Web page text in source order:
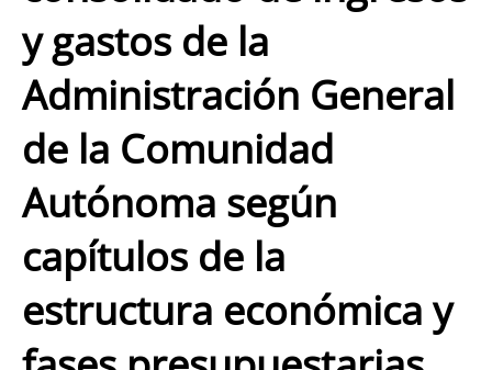
y gastos de la
Administración General
de la Comunidad
Autónoma según
capítulos de la
estructura económica y